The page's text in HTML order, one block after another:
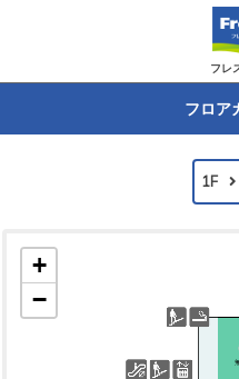
フレ
フロア
1F
+
−